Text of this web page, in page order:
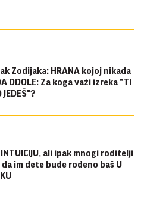
Zodijaka: HRANA kojoj nikada
ODOLE: Za koga važi izreka "TI
JEDEŠ"?
INTUICIJU, ali ipak mnogi roditelji
im dete bude rođeno baš U